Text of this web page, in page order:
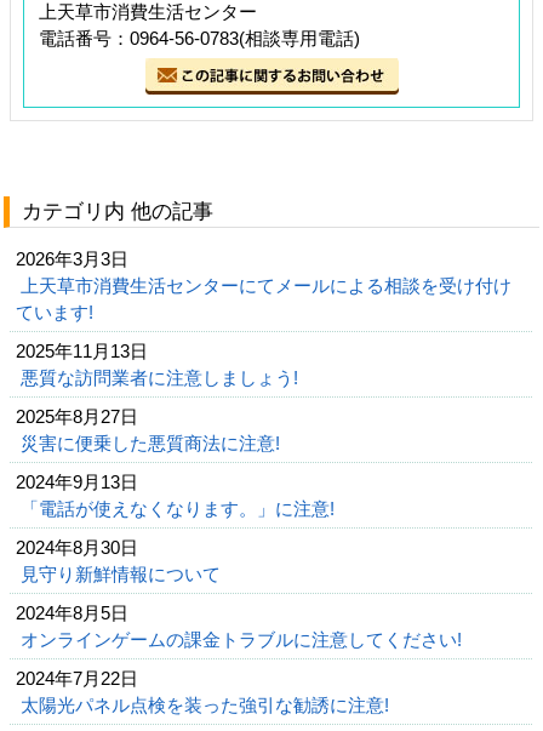
上天草市消費生活センター
電話番号：0964-56-0783(相談専用電話)
カテゴリ内 他の記事
2026年3月3日
上天草市消費生活センターにてメールによる相談を受け付け
ています!
2025年11月13日
悪質な訪問業者に注意しましょう!
2025年8月27日
災害に便乗した悪質商法に注意!
2024年9月13日
「電話が使えなくなります。」に注意!
2024年8月30日
見守り新鮮情報について
2024年8月5日
オンラインゲームの課金トラブルに注意してください!
2024年7月22日
太陽光パネル点検を装った強引な勧誘に注意!